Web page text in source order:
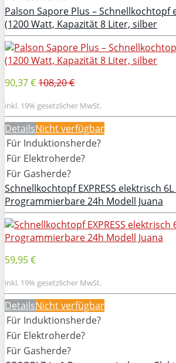
Palson Sapore Plus – Schnellkochtopf
(1200 Watt, Kapazität 8 Liter, silber
90,37 €108,20 €
inkl. 19% gesetzlicher MwSt.
DetailsNicht verfügbar
Für Induktionsherde?
Für Elektroherde?
Für Gasherde?
Schnellkochtopf EXPRESS elektrisch
Programmierbare 24h Modell Juana
59,95 €
inkl. 19% gesetzlicher MwSt.
DetailsNicht verfügbar
Für Induktionsherde?
Für Elektroherde?
Für Gasherde?